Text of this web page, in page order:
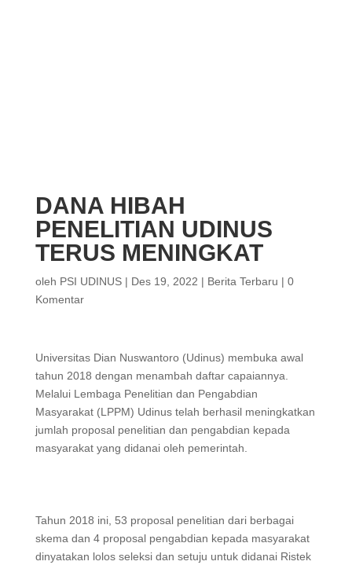
DANA HIBAH
PENELITIAN UDINUS
TERUS MENINGKAT
oleh PSI UDINUS| Des 19, 2022 | Berita Terbaru | 0
Komentar
Universitas Dian Nuswantoro (Udinus) membuka awal
tahun 2018 dengan menambah daftar capaiannya.
Melalui Lembaga Penelitian dan Pengabdian
Masyarakat (LPPM) Udinus telah berhasil meningkatkan
jumlah proposal penelitian dan pengabdian kepada
masyarakat yang didanai oleh pemerintah.
Tahun 2018 ini, 53 proposal penelitian dari berbagai
skema dan 4 proposal pengabdian kepada masyarakat
dinyatakan lolos seleksi dan setuju untuk didanai Ristek